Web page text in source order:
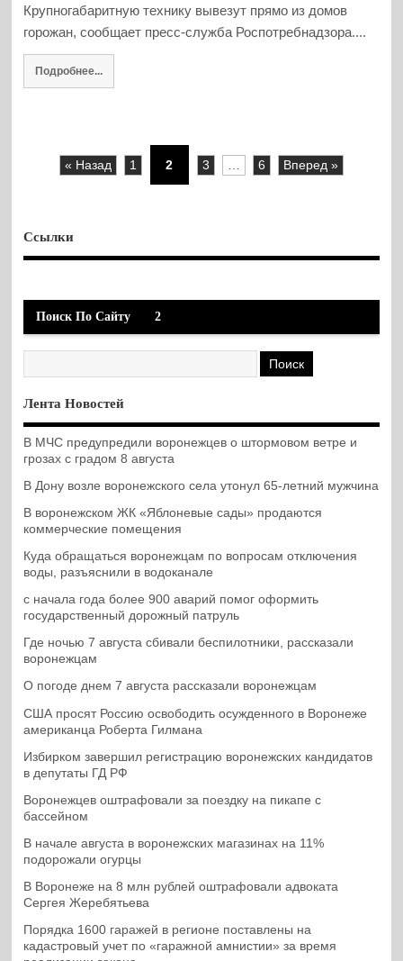
Крупногабаритную технику вывезут прямо из домов
горожан, сообщает пресс-служба Роспотребнадзора....
Подробнее...
« Назад 1 2 3 6 Вперед »
Ссылки
Поиск По Сайту 2
Лента Новостей
В МЧС предупредили воронежцев о штормовом ветре и
грозах с градом 8 августа
В Дону возле воронежского села утонул 65-летний мужчина
В воронежском ЖК «Яблоневые сады» продаются
коммерческие помещения
Куда обращаться воронежцам по вопросам отключения
воды, разъяснили в водоканале
с начала года более 900 аварий помог оформить
государственный дорожный патруль
Где ночью 7 августа сбивали беспилотники, рассказали
воронежцам
О погоде днем 7 августа рассказали воронежцам
США просят Россию освободить осужденного в Воронеже
американца Роберта Гилмана
Избирком завершил регистрацию воронежских кандидатов
в депутаты ГД РФ
Воронежцев оштрафовали за поездку на пикапе с
бассейном
В начале августа в воронежских магазинах на 11%
подорожали огурцы
В Воронеже на 8 млн рублей оштрафовали адвоката
Сергея Жеребятьева
Порядка 1600 гаражей в регионе поставлены на
кадастровый учет по «гаражной амнистии» за время